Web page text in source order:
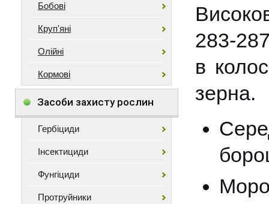
Бобові
Круп'яні
Олійні
Кормові
Засоби захисту рослин
Гербіциди
Інсектициди
Фунгіциди
Протруйники
283-
в
зерна.